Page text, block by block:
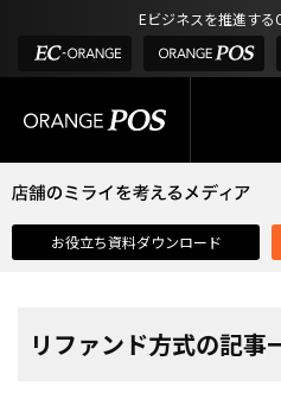
Eビジネスを推進する
タッチパネル式カス
インフラ環境
酒販・ワ
サロ
デジタル化・AI
POS お役
店舗のミライを
03-6432-0346
電話受付：平日 10:00~17:00
お役立ち資料ダウンロード
リファンド方式の記事